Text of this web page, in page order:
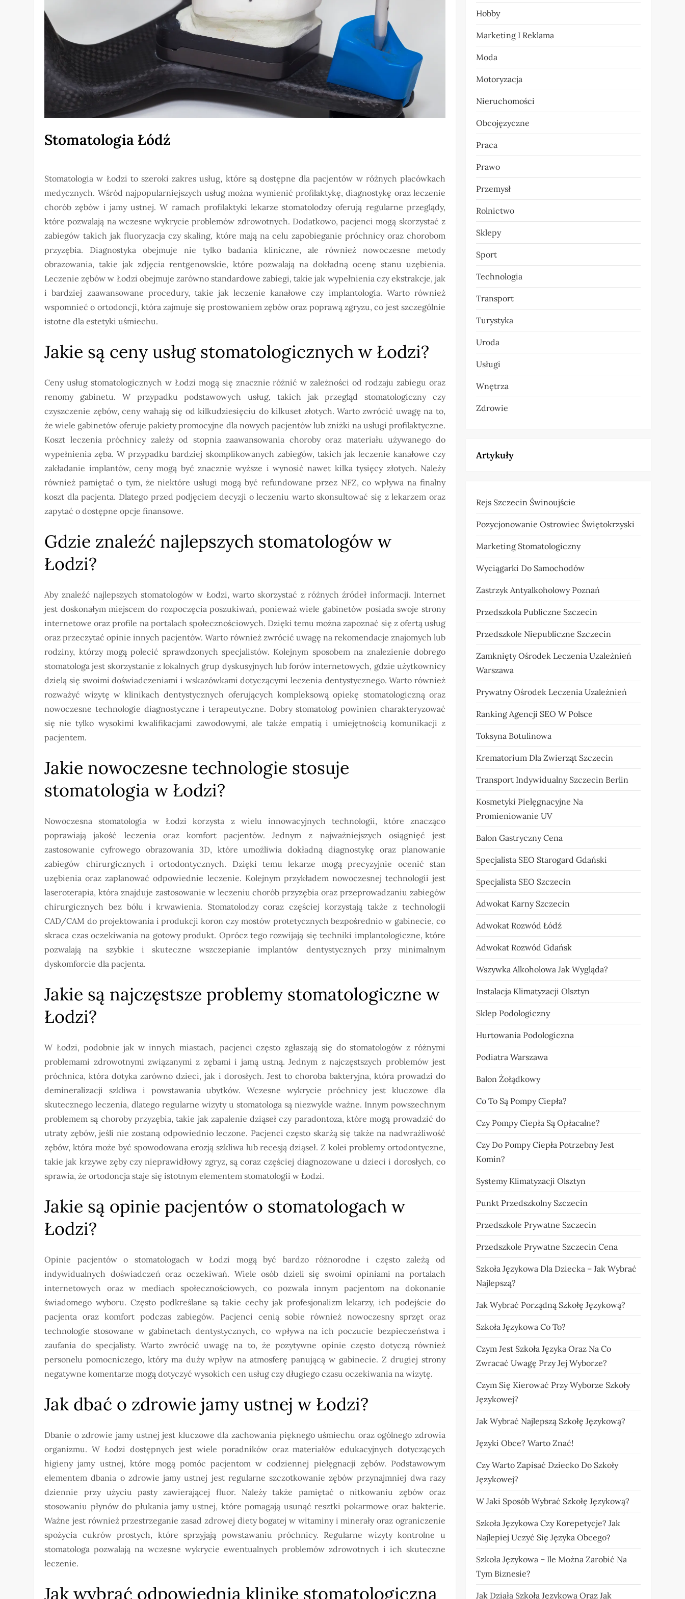
Stomatologia Łódź
Stomatologia w Łodzi to szeroki zakres usług, które są dostępne dla pacjentów w różnych placówkach
medycznych. Wśród najpopularniejszych usług można wymienić profilaktykę, diagnostykę oraz leczenie
chorób zębów i jamy ustnej. W ramach profilaktyki lekarze stomatolodzy oferują regularne przeglądy,
które pozwalają na wczesne wykrycie problemów zdrowotnych. Dodatkowo, pacjenci mogą skorzystać z
zabiegów takich jak fluoryzacja czy skaling, które mają na celu zapobieganie próchnicy oraz chorobom
przyzębia. Diagnostyka obejmuje nie tylko badania kliniczne, ale również nowoczesne metody
obrazowania, takie jak zdjęcia rentgenowskie, które pozwalają na dokładną ocenę stanu uzębienia.
Leczenie zębów w Łodzi obejmuje zarówno standardowe zabiegi, takie jak wypełnienia czy ekstrakcje, jak
i bardziej zaawansowane procedury, takie jak leczenie kanałowe czy implantologia. Warto również
wspomnieć o ortodoncji, która zajmuje się prostowaniem zębów oraz poprawą zgryzu, co jest szczególnie
istotne dla estetyki uśmiechu.
Jakie są ceny usług stomatologicznych w Łodzi?
Ceny usług stomatologicznych w Łodzi mogą się znacznie różnić w zależności od rodzaju zabiegu oraz
renomy gabinetu. W przypadku podstawowych usług, takich jak przegląd stomatologiczny czy
czyszczenie zębów, ceny wahają się od kilkudziesięciu do kilkuset złotych. Warto zwrócić uwagę na to,
że wiele gabinetów oferuje pakiety promocyjne dla nowych pacjentów lub zniżki na usługi profilaktyczne.
Koszt leczenia próchnicy zależy od stopnia zaawansowania choroby oraz materiału używanego do
wypełnienia zęba. W przypadku bardziej skomplikowanych zabiegów, takich jak leczenie kanałowe czy
zakładanie implantów, ceny mogą być znacznie wyższe i wynosić nawet kilka tysięcy złotych. Należy
również pamiętać o tym, że niektóre usługi mogą być refundowane przez NFZ, co wpływa na finalny
koszt dla pacjenta. Dlatego przed podjęciem decyzji o leczeniu warto skonsultować się z lekarzem oraz
zapytać o dostępne opcje finansowe.
Gdzie znaleźć najlepszych stomatologów w
Łodzi?
Aby znaleźć najlepszych stomatologów w Łodzi, warto skorzystać z różnych źródeł informacji. Internet
jest doskonałym miejscem do rozpoczęcia poszukiwań, ponieważ wiele gabinetów posiada swoje strony
internetowe oraz profile na portalach społecznościowych. Dzięki temu można zapoznać się z ofertą usług
oraz przeczytać opinie innych pacjentów. Warto również zwrócić uwagę na rekomendacje znajomych lub
rodziny, którzy mogą polecić sprawdzonych specjalistów. Kolejnym sposobem na znalezienie dobrego
stomatologa jest skorzystanie z lokalnych grup dyskusyjnych lub forów internetowych, gdzie użytkownicy
dzielą się swoimi doświadczeniami i wskazówkami dotyczącymi leczenia dentystycznego. Warto również
rozważyć wizytę w klinikach dentystycznych oferujących kompleksową opiekę stomatologiczną oraz
nowoczesne technologie diagnostyczne i terapeutyczne. Dobry stomatolog powinien charakteryzować
się nie tylko wysokimi kwalifikacjami zawodowymi, ale także empatią i umiejętnością komunikacji z
pacjentem.
Jakie nowoczesne technologie stosuje
stomatologia w Łodzi?
Nowoczesna stomatologia w Łodzi korzysta z wielu innowacyjnych technologii, które znacząco
poprawiają jakość leczenia oraz komfort pacjentów. Jednym z najważniejszych osiągnięć jest
zastosowanie cyfrowego obrazowania 3D, które umożliwia dokładną diagnostykę oraz planowanie
zabiegów chirurgicznych i ortodontycznych. Dzięki temu lekarze mogą precyzyjnie ocenić stan
uzębienia oraz zaplanować odpowiednie leczenie. Kolejnym przykładem nowoczesnej technologii jest
laseroterapia, która znajduje zastosowanie w leczeniu chorób przyzębia oraz przeprowadzaniu zabiegów
chirurgicznych bez bólu i krwawienia. Stomatolodzy coraz częściej korzystają także z technologii
CAD/CAM do projektowania i produkcji koron czy mostów protetycznych bezpośrednio w gabinecie, co
skraca czas oczekiwania na gotowy produkt. Oprócz tego rozwijają się techniki implantologiczne, które
pozwalają na szybkie i skuteczne wszczepianie implantów dentystycznych przy minimalnym
dyskomforcie dla pacjenta.
Jakie są najczęstsze problemy stomatologiczne w
Łodzi?
W Łodzi, podobnie jak w innych miastach, pacjenci często zgłaszają się do stomatologów z różnymi
problemami zdrowotnymi związanymi z zębami i jamą ustną. Jednym z najczęstszych problemów jest
próchnica, która dotyka zarówno dzieci, jak i dorosłych. Jest to choroba bakteryjna, która prowadzi do
demineralizacji szkliwa i powstawania ubytków. Wczesne wykrycie próchnicy jest kluczowe dla
skutecznego leczenia, dlatego regularne wizyty u stomatologa są niezwykle ważne. Innym powszechnym
problemem są choroby przyzębia, takie jak zapalenie dziąseł czy paradontoza, które mogą prowadzić do
utraty zębów, jeśli nie zostaną odpowiednio leczone. Pacjenci często skarżą się także na nadwrażliwość
zębów, która może być spowodowana erozją szkliwa lub recesją dziąseł. Z kolei problemy ortodontyczne,
takie jak krzywe zęby czy nieprawidłowy zgryz, są coraz częściej diagnozowane u dzieci i dorosłych, co
sprawia, że ortodoncja staje się istotnym elementem stomatologii w Łodzi.
Jakie są opinie pacjentów o stomatologach w
Łodzi?
Opinie pacjentów o stomatologach w Łodzi mogą być bardzo różnorodne i często zależą od
indywidualnych doświadczeń oraz oczekiwań. Wiele osób dzieli się swoimi opiniami na portalach
internetowych oraz w mediach społecznościowych, co pozwala innym pacjentom na dokonanie
świadomego wyboru. Często podkreślane są takie cechy jak profesjonalizm lekarzy, ich podejście do
pacjenta oraz komfort podczas zabiegów. Pacjenci cenią sobie również nowoczesny sprzęt oraz
technologie stosowane w gabinetach dentystycznych, co wpływa na ich poczucie bezpieczeństwa i
zaufania do specjalisty. Warto zwrócić uwagę na to, że pozytywne opinie często dotyczą również
personelu pomocniczego, który ma duży wpływ na atmosferę panującą w gabinecie. Z drugiej strony
negatywne komentarze mogą dotyczyć wysokich cen usług czy długiego czasu oczekiwania na wizytę.
Jak dbać o zdrowie jamy ustnej w Łodzi?
Dbanie o zdrowie jamy ustnej jest kluczowe dla zachowania pięknego uśmiechu oraz ogólnego zdrowia
organizmu. W Łodzi dostępnych jest wiele poradników oraz materiałów edukacyjnych dotyczących
higieny jamy ustnej, które mogą pomóc pacjentom w codziennej pielęgnacji zębów. Podstawowym
elementem dbania o zdrowie jamy ustnej jest regularne szczotkowanie zębów przynajmniej dwa razy
dziennie przy użyciu pasty zawierającej fluor. Należy także pamiętać o nitkowaniu zębów oraz
stosowaniu płynów do płukania jamy ustnej, które pomagają usunąć resztki pokarmowe oraz bakterie.
Ważne jest również przestrzeganie zasad zdrowej diety bogatej w witaminy i minerały oraz ograniczenie
spożycia cukrów prostych, które sprzyjają powstawaniu próchnicy. Regularne wizyty kontrolne u
stomatologa pozwalają na wczesne wykrycie ewentualnych problemów zdrowotnych i ich skuteczne
leczenie.
Jak wybrać odpowiednią klinikę stomatologiczną
Hobby
Marketing I Reklama
Moda
Motoryzacja
Nieruchomości
Obcojęzyczne
Praca
Prawo
Przemysł
Rolnictwo
Sklepy
Sport
Technologia
Transport
Turystyka
Uroda
Usługi
Wnętrza
Zdrowie
Artykuły
Rejs Szczecin Świnoujście
Pozycjonowanie Ostrowiec Świętokrzyski
Marketing Stomatologiczny
Wyciągarki Do Samochodów
Zastrzyk Antyalkoholowy Poznań
Przedszkola Publiczne Szczecin
Przedszkole Niepubliczne Szczecin
Zamknięty Ośrodek Leczenia Uzależnień
Warszawa
Prywatny Ośrodek Leczenia Uzależnień
Ranking Agencji SEO W Polsce
Toksyna Botulinowa
Krematorium Dla Zwierząt Szczecin
Transport Indywidualny Szczecin Berlin
Kosmetyki Pielęgnacyjne Na
Promieniowanie UV
Balon Gastryczny Cena
Specjalista SEO Starogard Gdański
Specjalista SEO Szczecin
Adwokat Karny Szczecin
Adwokat Rozwód Łódź
Adwokat Rozwód Gdańsk
Wszywka Alkoholowa Jak Wygląda?
Instalacja Klimatyzacji Olsztyn
Sklep Podologiczny
Hurtowania Podologiczna
Podiatra Warszawa
Balon Żołądkowy
Co To Są Pompy Ciepła?
Czy Pompy Ciepła Są Opłacalne?
Czy Do Pompy Ciepła Potrzebny Jest
Komin?
Systemy Klimatyzacji Olsztyn
Punkt Przedszkolny Szczecin
Przedszkole Prywatne Szczecin
Przedszkole Prywatne Szczecin Cena
Szkoła Językowa Dla Dziecka – Jak Wybrać
Najlepszą?
Jak Wybrać Porządną Szkołę Językową?
Szkoła Językowa Co To?
Czym Jest Szkoła Języka Oraz Na Co
Zwracać Uwagę Przy Jej Wyborze?
Czym Się Kierować Przy Wyborze Szkoły
Językowej?
Jak Wybrać Najlepszą Szkołę Językową?
Języki Obce? Warto Znać!
Czy Warto Zapisać Dziecko Do Szkoły
Językowej?
W Jaki Sposób Wybrać Szkołę Językową?
Szkoła Językowa Czy Korepetycje? Jak
Najlepiej Uczyć Się Języka Obcego?
Szkoła Językowa – Ile Można Zarobić Na
Tym Biznesie?
Jak Działa Szkoła Językowa Oraz Jak